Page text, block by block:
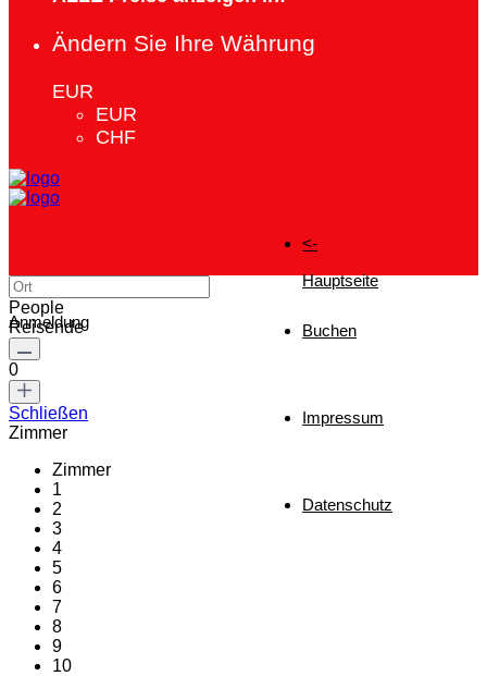
Ändern Sie Ihre Währung
EUR
EUR
CHF
<-
Hauptseite
Buchen
Impressum
Datenschutz
Anmeldung
People
Reisende
0
Schließen
Zimmer
Zimmer
1
2
3
4
5
6
7
8
9
10